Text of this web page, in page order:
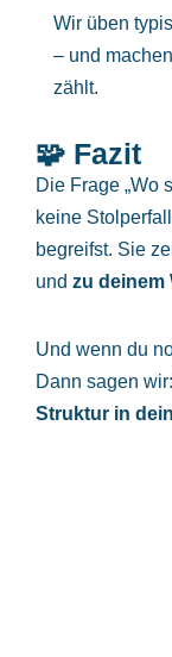
Wir üben
– und
zählt.
🧩 Fazit
Die Frage „Wo
keine
begreifst. Sie
und zu deinem
Und wenn du
Dann sagen
Struktur in